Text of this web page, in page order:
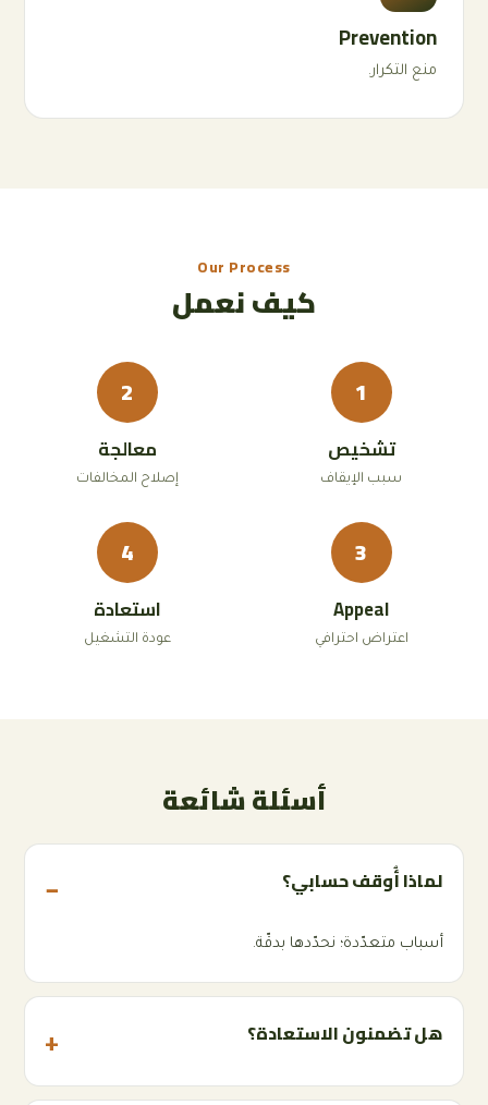
Prevention
منع التكرار.
Our Process
كيف نعمل
1
تشخيص
سبب الإيقاف
2
معالجة
إصلاح المخالفات
3
Appeal
اعتراض احترافي
4
استعادة
عودة التشغيل
أسئلة شائعة
لماذا أُوقف حسابي؟
أسباب متعدّدة؛ نحدّدها بدقّة.
هل تضمنون الاستعادة؟